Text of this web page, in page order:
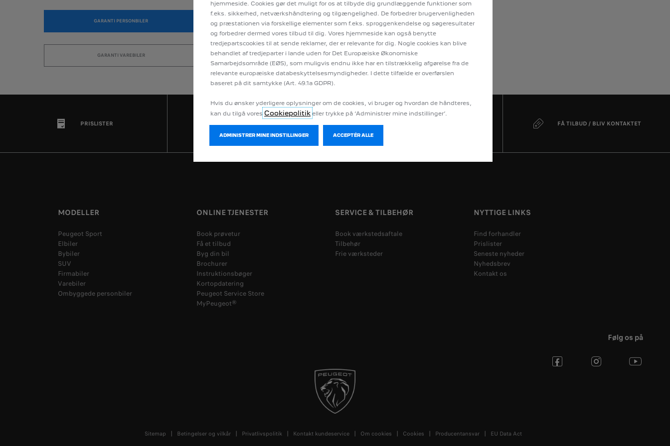
GARANTI PERSONBILER
GARANTI VAREBILER
PRISLISTER BYG DIN BIL FÅ TILBUD / BLIV KONTAKTET
MODELLER
Peugeot Sport
Elbiler
Bybiler
SUV
Firmabiler
Varebiler
Ombyggede personbiler
ONLINE TJENESTER
Book prøvetur
Få et tilbud
Byg din bil
Brochurer
Instruktionsbøger
Kortopdatering
Peugeot Service Store
MyPeugeot®
SERVICE & TILBEHØR
Book værkstedsaftale
Tilbehør
Frie værksteder
NYTTIGE LINKS
Find forhandler
Prislister
Seneste nyheder
Nyhedsbrev
Kontakt os
Følg os på
Sitemap Betingelser og vilkår Privatlivspolitik Kontakt kundeservice Om cookies Cookies Producentansvar EU Data Act
hjemmeside. Cookies gør det muligt for os at tilbyde dig grundlæggende funktioner som
f.eks. sikkerhed, netværkshåndtering og tilgængelighed. De forbedrer brugervenligheden
og præstationen via forskellige elementer som f.eks. sproggenkendelse og søgeresultater
og forbedrer dermed vores tilbud til dig. Vores hjemmeside kan også benytte
tredjepartscookies til at sende reklamer, der er relevante for dig. Nogle cookies kan blive
behandlet af tredjeparter i lande uden for Det Europæiske Økonomiske
Samarbejdsområde (EØS), som muligvis endnu ikke har en tilstrækkelig afgørelse fra de
relevante europæiske databeskyttelsesmyndigheder. I dette tilfælde er overførslen
baseret på dit samtykke (Art. 49.1a GDPR).
Hvis du ønsker yderligere oplysninger om de cookies, vi bruger og hvordan de håndteres,
kan du tilgå vores Cookiepolitik eller trykke på ‘Administrer mine indstillinger’.
ADMINISTRER MINE INDSTILLINGER ACCEPTÉR ALLE